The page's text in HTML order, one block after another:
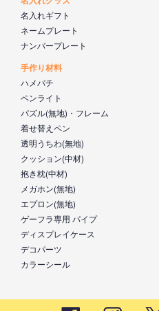
名入れギフト
ネームプレート
ナンバープレート
手作り材料
ハメパチ
ペンライト
パズル(無地)・フレーム
着せ替えペン
透明うちわ(無地)
クッション(中材)
抱き枕(中材)
メガホン(無地)
エプロン(無地)
ゲーフラ専用 パイプ
ディスプレイケース
デコパーツ
カラーシール